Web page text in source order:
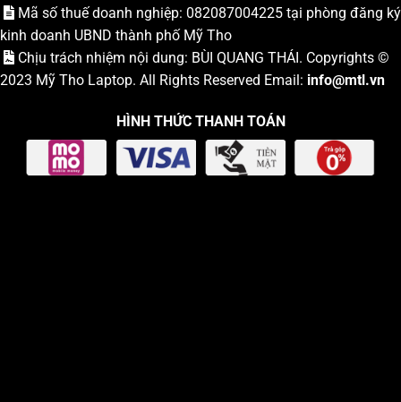
Mã số thuế doanh nghiệp: 082087004225 tại phòng đăng ký
kinh doanh UBND thành phố Mỹ Tho
Chịu trách nhiệm nội dung: BÙI QUANG THÁI. Copyrights ©
2023 Mỹ Tho Laptop. All Rights Reserved Email: info@mtl.vn
HÌNH THỨC THANH TOÁN